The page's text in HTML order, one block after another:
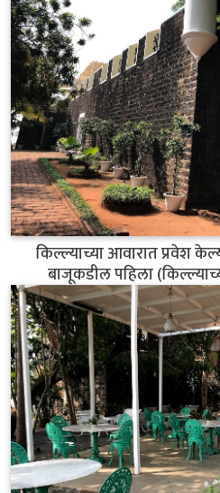
किल्ल्याच्या आवारात प्रवेश
बाजूकडील पहिला